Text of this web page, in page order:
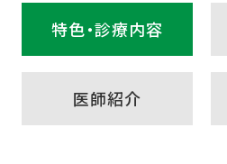
特色・診療内容
医師紹介